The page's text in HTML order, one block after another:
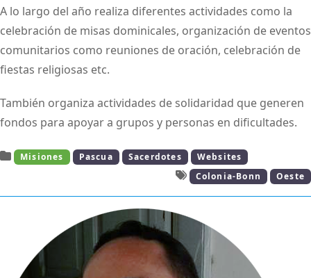
A lo largo del año realiza diferentes actividades como la
celebración de misas dominicales, organización de eventos
comunitarios como reuniones de oración, celebración de
fiestas religiosas etc.
También organiza actividades de solidaridad que generen
fondos para apoyar a grupos y personas en dificultades.
Misiones Pascua Sacerdotes
Websites
Colonia-Bonn
Oeste